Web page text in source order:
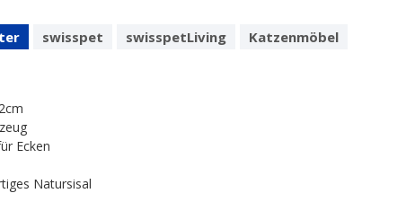
swisspet swisspetLiving Katzenmöbel
Ecken
Natursisal